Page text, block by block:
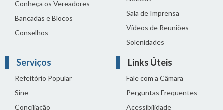
Conheça os Vereadores
Bancadas e Blocos
Conselhos
Sala de Imprensa
Vídeos de Reuniões
Solenidades
Serviços
Refeitório Popular
Sine
Conciliação
Links Úteis
Fale com a Câmara
Perguntas Frequentes
Acessibilidade